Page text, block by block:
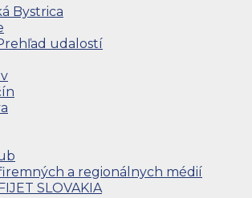
Bystrica
udalostí
a regionálnych médií
SLOVAKIA